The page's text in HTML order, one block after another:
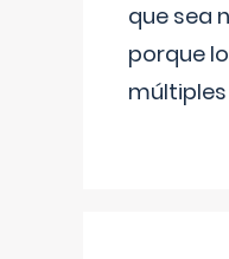
que sea
porque